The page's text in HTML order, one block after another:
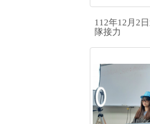
112年12月2
隊接力